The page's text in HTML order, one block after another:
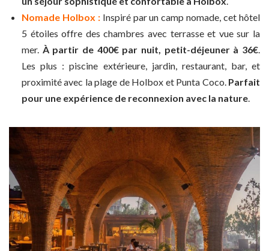
Nomade Holbox :Inspiré par un camp nomade, cet hôtel
5 étoiles offre des chambres avec terrasse et vue sur la
mer. À partir de 400€ par nuit, petit-déjeuner à 36€.
Les plus : piscine extérieure, jardin, restaurant, bar, et
proximité avec la plage de Holbox et Punta Coco. Parfait
pour une expérience de reconnexion avec la nature.